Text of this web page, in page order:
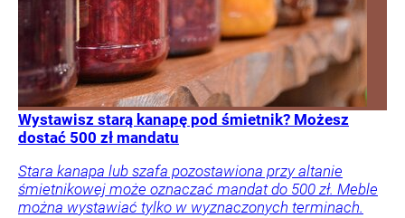
Wystawisz starą kanapę pod śmietnik? Możesz
dostać 500 zł mandatu
Stara kanapa lub szafa pozostawiona przy altanie
śmietnikowej może oznaczać mandat do 500 zł. Meble
można wystawiać tylko w wyznaczonych terminach.